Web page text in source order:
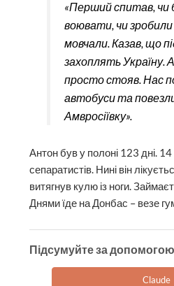
«Перший спитав, чи
воювати, чи
мовчали. Казав, що
захоплять Україну.
просто стояв. Нас
автобуси та
Амвросіївку».
Антон був у полоні 123 дні. 14
сепаратистів. Нині він
витягнув кулю із ноги.
Днями їде на Донбас – везе
Підсумуйте за
Claude